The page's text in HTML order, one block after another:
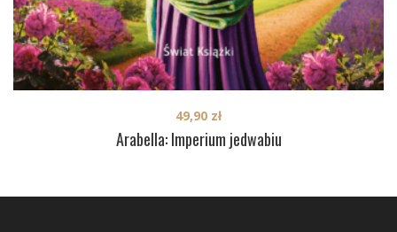
Arabella: Imperium jedwabiu
49,90 zł